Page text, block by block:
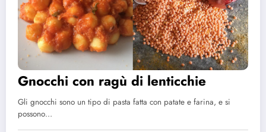
Gnocchi con ragù di lenticchie
Gli gnocchi sono un tipo di pasta fatta con patate e farina, e si
possono…